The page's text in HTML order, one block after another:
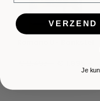
VERZEND
Je